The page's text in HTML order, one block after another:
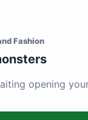
Fashion
opening